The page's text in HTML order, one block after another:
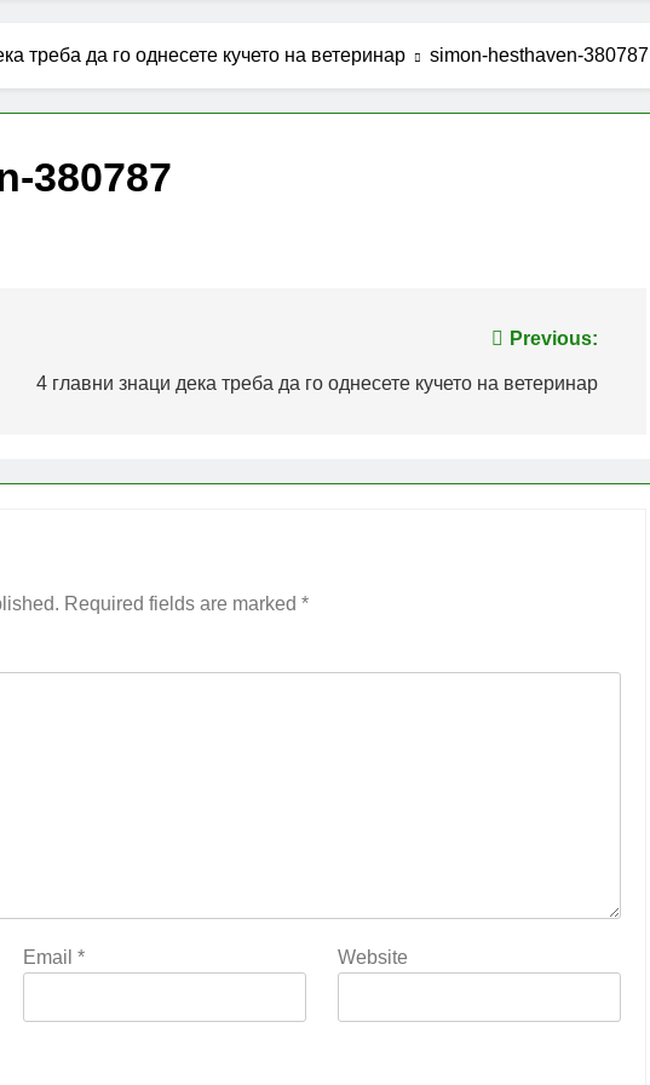
треба да го однесете кучето на ветеринар simon-hesthaven-380787
380787
Previous:
4 главни знаци дека треба да го однесете кучето на ветеринар
Required fields are marked *
Email * Website